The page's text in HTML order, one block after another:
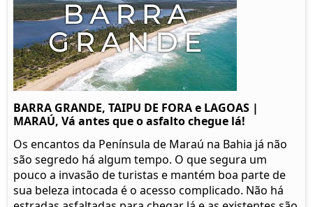
BARRA GRANDE, TAIPU DE FORA e LAGOAS |
MARAÚ, Vá antes que o asfalto chegue lá!
Os encantos da Península de Maraú na Bahia já não
são segredo há algum tempo. O que segura um
pouco a invasão de turistas e mantém boa parte de
sua beleza intocada é o acesso complicado. Não há